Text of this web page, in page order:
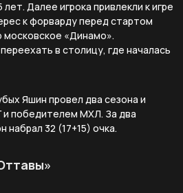
Далее игрока привлекли к игре
к форварду перед стартом
московское «Динамо».
в столицу, где началась
Яшин провел два сезона и
победителем МХЛ. За два
набрал 32 (17+15) очка.